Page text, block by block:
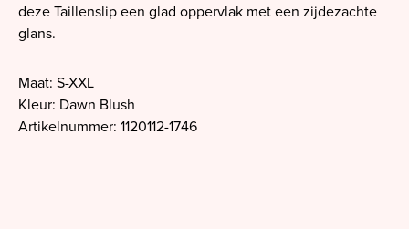
deze Taillenslip een glad oppervlak met een zijdezachte
glans.
Maat: S-XXL
Kleur: Dawn Blush
Artikelnummer: 1120112-1746